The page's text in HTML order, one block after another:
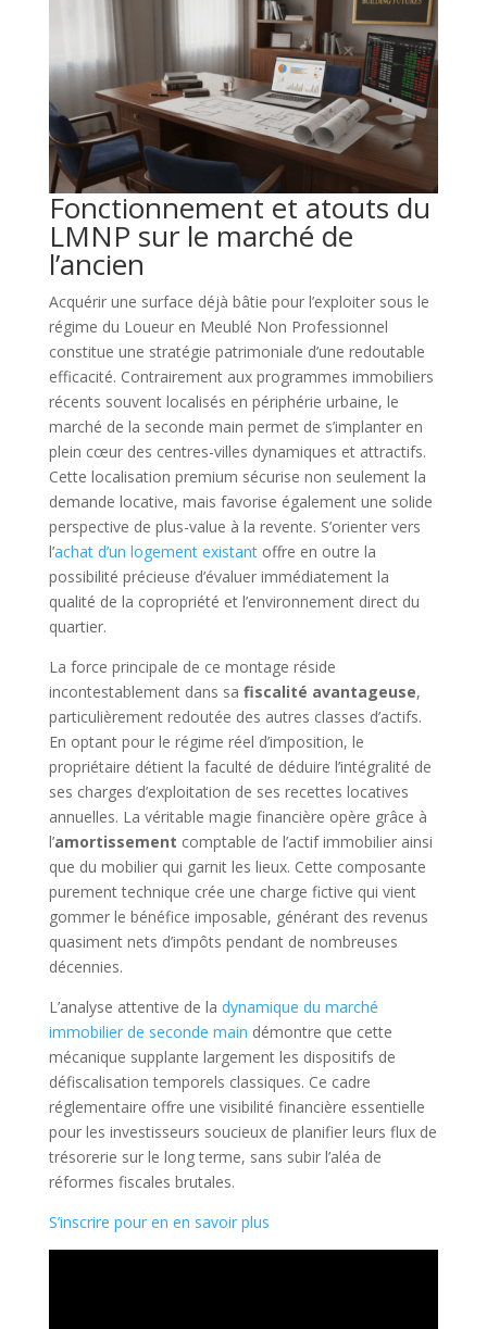
Fonctionnement et atouts du
LMNP sur le marché de
l’ancien
Acquérir une surface déjà bâtie pour l’exploiter sous le
régime du Loueur en Meublé Non Professionnel
constitue une stratégie patrimoniale d’une redoutable
efficacité. Contrairement aux programmes immobiliers
récents souvent localisés en périphérie urbaine, le
marché de la seconde main permet de s’implanter en
plein cœur des centres-villes dynamiques et attractifs.
Cette localisation premium sécurise non seulement la
demande locative, mais favorise également une solide
perspective de plus-value à la revente. S’orienter vers
l’achat d’un logement existantoffre en outre la
possibilité précieuse d’évaluer immédiatement la
qualité de la copropriété et l’environnement direct du
quartier.
La force principale de ce montage réside
incontestablement dans sa fiscalité avantageuse,
particulièrement redoutée des autres classes d’actifs.
En optant pour le régime réel d’imposition, le
propriétaire détient la faculté de déduire l’intégralité de
ses charges d’exploitation de ses recettes locatives
annuelles. La véritable magie financière opère grâce à
l’amortissement comptable de l’actif immobilier ainsi
que du mobilier qui garnit les lieux. Cette composante
purement technique crée une charge fictive qui vient
gommer le bénéfice imposable, générant des revenus
quasiment nets d’impôts pendant de nombreuses
décennies.
L’analyse attentive de la dynamique du marché
immobilier de seconde main démontre que cette
mécanique supplante largement les dispositifs de
défiscalisation temporels classiques. Ce cadre
réglementaire offre une visibilité financière essentielle
pour les investisseurs soucieux de planifier leurs flux de
trésorerie sur le long terme, sans subir l’aléa de
réformes fiscales brutales.
S’inscrire pour en en savoir plus